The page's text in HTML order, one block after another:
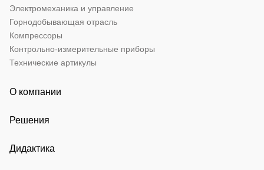
Электромеханика и управление
Горнодобывающая отрасль
Компрессоры
Контрольно-измерительные приборы
Технические артикулы
О компании
Решения
Дидактика